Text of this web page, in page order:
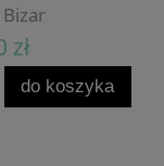
zł
do koszyka